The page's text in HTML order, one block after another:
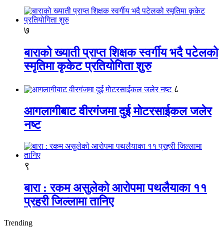
७
बाराको ख्याती प्राप्त शिक्षक स्वर्गीय भदै पटेलको
स्मृतिमा कृकेट प्रतियोगिता शुरु
८
आगलागीबाट वीरगंजमा दुई मोटरसाईकल जलेर
नष्ट
९
बारा : रकम असुलेको आरोपमा पथलैयाका ११
प्रहरी जिल्लामा तानिए
Trending